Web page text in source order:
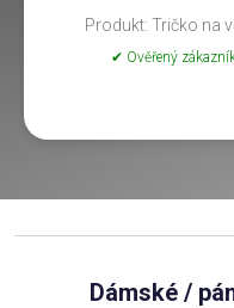
Produkt: Tričko na
✔ Ověřený
Dámské /